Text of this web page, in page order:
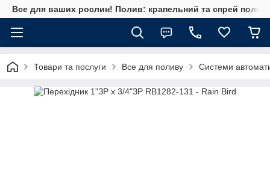
Все для ваших рослин! Полив: крапельний та спрей полив,
Товари та послуги Все для поливу Системи